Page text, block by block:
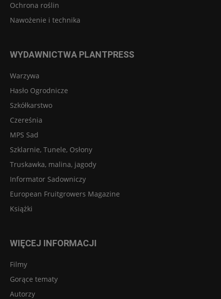
Ochrona roślin
Nawożenie i technika
WYDAWNICTWA PLANTPRESS
Warzywa
Hasło Ogrodnicze
Szkółkarstwo
Czereśnia
MPS Sad
Szklarnie, Tunele, Osłony
Truskawka, malina, jagody
Informator Sadowniczy
European Fruitgrowers Magazine
Książki
WIĘCEJ INFORMACJI
Filmy
Gorące tematy
Autorzy